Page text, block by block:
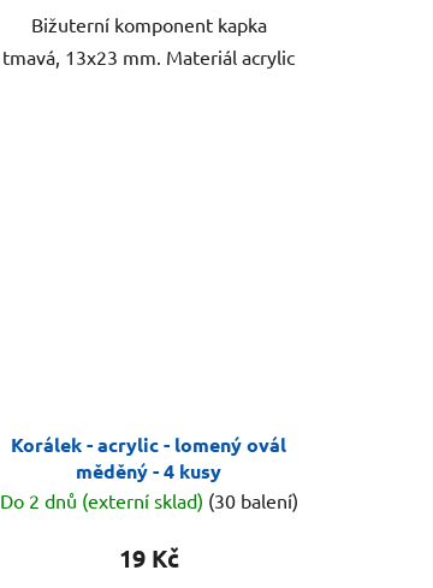
Bižuterní komponent kapka
tmavá, 13x23 mm. Materiál acrylic
Korálek - acrylic - lomený ovál
měděný - 4 kusy
Do 2 dnů (externí sklad) (30 balení)
19 Kč